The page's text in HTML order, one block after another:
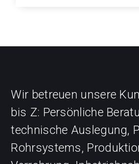
Wir betreuen unsere
bis Z: Persönliche
technische Auslegung,
Rohrsystems,